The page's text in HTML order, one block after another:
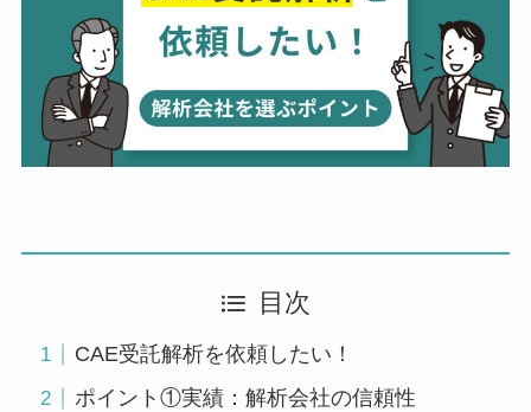
目次
CAE受託解析を依頼したい！
ポイント①実績：解析会社の信頼性